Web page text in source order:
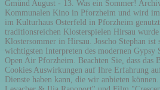
Gmünd August - 13. Was ein Sommer!
Kommunalen Kino in Pforzheim und wird
im Kulturhaus Osterfeld in Pforzheim
traditionsreichen Klosterspielen Hirsau
Klostersommer in Hirsau. Joscho Stephan ist
wichtigsten Interpreten des modernen
Open Air Pforzheim. Beachten Sie, dass das
Cookies Auswirkungen auf Ihre Erfahrung
Dienste haben kann, die wir anbieten